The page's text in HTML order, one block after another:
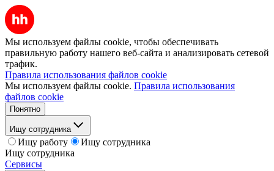
Мы используем файлы cookie, чтобы обеспечивать
правильную работу нашего веб-сайта и анализировать сетевой
трафик.
Правила использования файлов cookie
Мы используем файлы cookie. Правила использования
файлов cookie
Понятно
Ищу сотрудника
Ищу работу
Ищу сотрудника
Ищу сотрудника
Сервисы